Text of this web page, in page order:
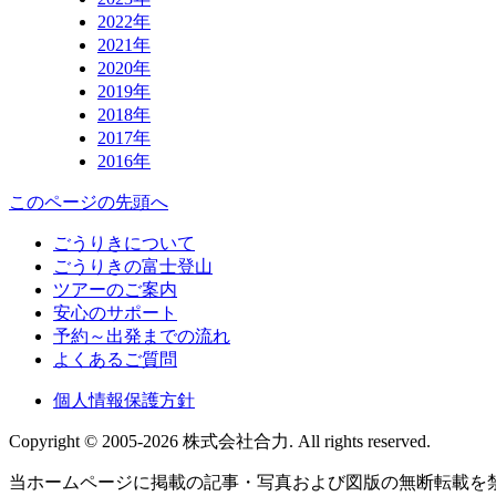
2022年
2021年
2020年
2019年
2018年
2017年
2016年
このページの先頭へ
ごうりきについて
ごうりきの富士登山
ツアーのご案内
安心のサポート
予約～出発までの流れ
よくあるご質問
個人情報保護方針
Copyright © 2005-2026 株式会社合力. All rights reserved.
当ホームページに掲載の記事・写真および図版の無断転載を